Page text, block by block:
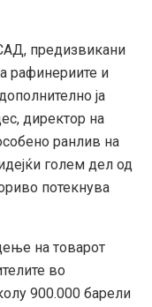
предизвикани
рафинериите и
ја
директор на
ранлив на
голем дел од
потекнува
на товарот
во
900.000 барели